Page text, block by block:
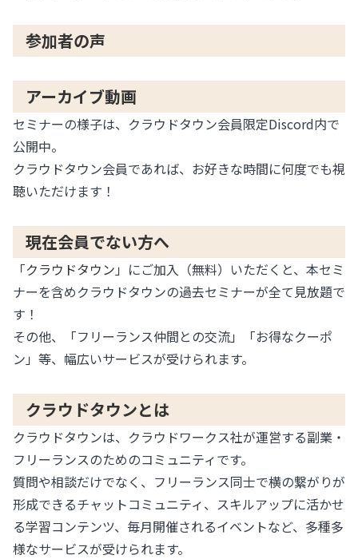
参加者の声
アーカイブ動画
セミナーの様子は、クラウドタウン会員限定Discord内で
公開中。
クラウドタウン会員であれば、お好きな時間に何度でも視
聴いただけます！
現在会員でない方へ
「クラウドタウン 」にご加入（無料）いただくと、本セミ
ナーを含めクラウドタウンの過去セミナーが全て見放題で
す！
その他、「フリーランス仲間との交流」「お得なクーポ
ン」等、幅広いサービスが受けられます。
クラウドタウンとは
クラウドタウンは、クラウドワークス社が運営する副業・
フリーランスのためのコミュニティです。
質問や相談だけでなく、フリーランス同士で横の繋がりが
形成できるチャットコミュニティ、スキルアップに活かせ
る学習コンテンツ、毎月開催されるイベントなど、多種多
様なサービスが受けられます。